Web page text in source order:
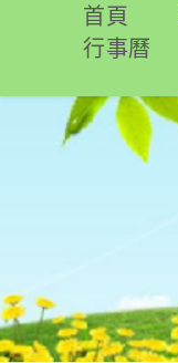
要
首頁
行事曆